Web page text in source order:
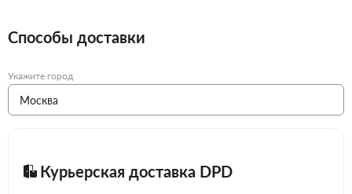
Способы доставки
Укажите город
Курьерская доставка DPD